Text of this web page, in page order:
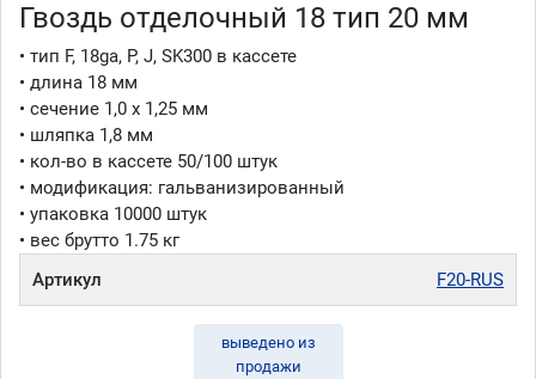
Гвоздь отделочный 18 тип 20 мм
• тип F, 18ga, P, J, SK300 в кассете
• длина 18 мм
• сечение 1,0 x 1,25 мм
• шляпка 1,8 мм
• кол-во в кассете 50/100 штук
• модификация: гальванизированный
• упаковка 10000 штук
• вес брутто 1.75 кг
Артикул
F20-RUS
выведено из
продажи